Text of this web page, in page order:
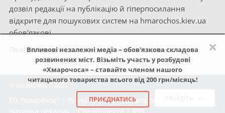
×
Впливові незалежні медіа – обов'язкова складова
розвинених міст. Візьміть участь у розбудові
«Хмарочоса» – ставайте членом нашого
читацького товариства всього від 200 грн/місяць!
ПРИЄДНАТИСЬ
дозвіл редакції на публікацію й гіперпосилання
відкрите для пошукових систем на hmarochos.kiev.ua
обов'язкові.
Політика конфіденційності сайту «Хмарочос»
© Хмарочос | 2025
Реклама|NGO Hmarochos